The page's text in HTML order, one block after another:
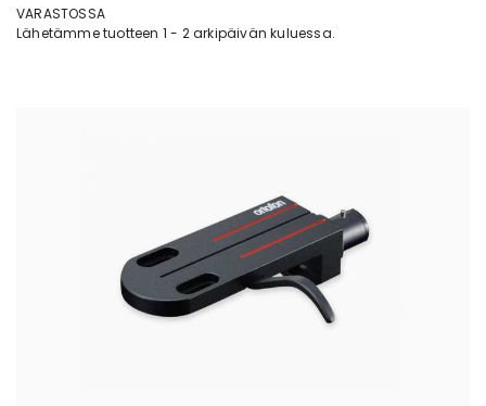
VARASTOSSA
Lähetämme tuotteen 1 - 2 arkipäivän kuluessa.